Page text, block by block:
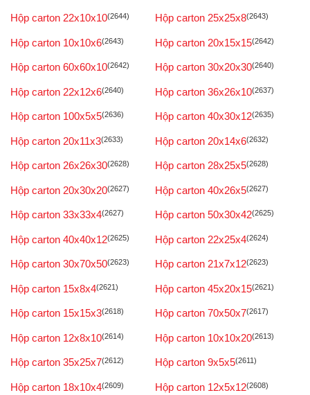
Hộp carton 22x10x10(2644) Hộp carton 25x25x8(2643)
Hộp carton 10x10x6(2643) Hộp carton 20x15x15(2642)
Hộp carton 60x60x10(2642) Hộp carton 30x20x30(2640)
Hộp carton 22x12x6(2640) Hộp carton 36x26x10(2637)
Hộp carton 100x5x5(2636) Hộp carton 40x30x12(2635)
Hộp carton 20x11x3(2633) Hộp carton 20x14x6(2632)
Hộp carton 26x26x30(2628) Hộp carton 28x25x5(2628)
Hộp carton 20x30x20(2627) Hộp carton 40x26x5(2627)
Hộp carton 33x33x4(2627) Hộp carton 50x30x42(2625)
Hộp carton 40x40x12(2625) Hộp carton 22x25x4(2624)
Hộp carton 30x70x50(2623) Hộp carton 21x7x12(2623)
Hộp carton 15x8x4(2621) Hộp carton 45x20x15(2621)
Hộp carton 15x15x3(2618) Hộp carton 70x50x7(2617)
Hộp carton 12x8x10(2614) Hộp carton 10x10x20(2613)
Hộp carton 35x25x7(2612) Hộp carton 9x5x5(2611)
Hộp carton 18x10x4(2609) Hộp carton 12x5x12(2608)